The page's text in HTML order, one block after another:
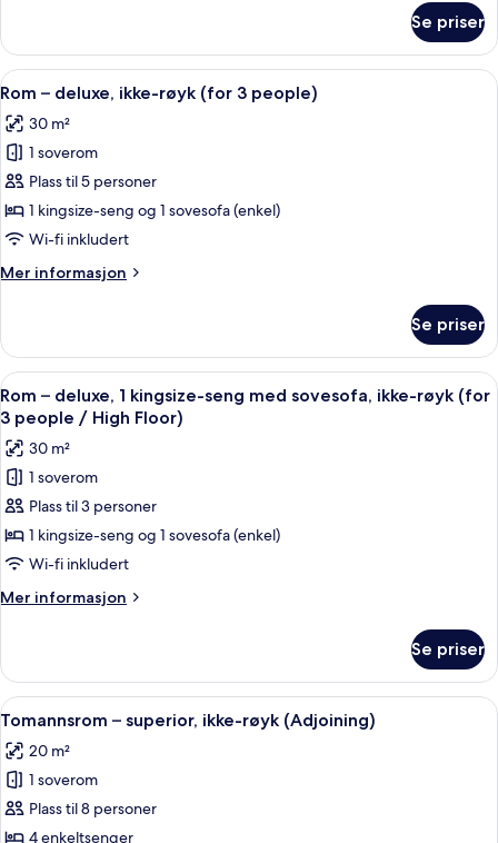
for
4
people
renovated)
–
deluxe,
ikke-
(with
Sofa
4
people
renovated)
Se priser
Åpne
alle
bildene
av
Rom
–
deluxe,
røyk
people)
Rom – deluxe, ikke-røyk (for 3
6
Rom – deluxe, ikke-røyk (for 3 people)
30 m²
1 soverom
Plass til 5 personer
1 kingsize-seng og 1 sovesofa (enkel)
Wi-fi inkludert
Mer informasjon
Mer
–
deluxe,
ikke-
røyk
(for
3
people)
Se priser
Åpne
alle
bildene
av
Rom
–
deluxe,
1
kingsize-
seng
sovesofa,
ikke-
røyk
(for
3
people
/
Safe på rommet,
6
Rom – deluxe, 1 kingsize-seng med sovesofa, ikke-røyk (for
3 people / High Floor)
30 m²
1 soverom
Plass til 3 personer
1 kingsize-seng og 1 sovesofa (enkel)
Wi-fi inkludert
Mer informasjon
Mer
–
deluxe,
1
seng
med
ikke-
røyk
Se priser
Åpne
alle
bildene
av
Tomannsrom
–
Safe på rommet,
5
Tomannsrom – superior, ikke-røyk (Adjoining)
20 m²
1 soverom
Plass til 8 personer
4 enkeltsenger